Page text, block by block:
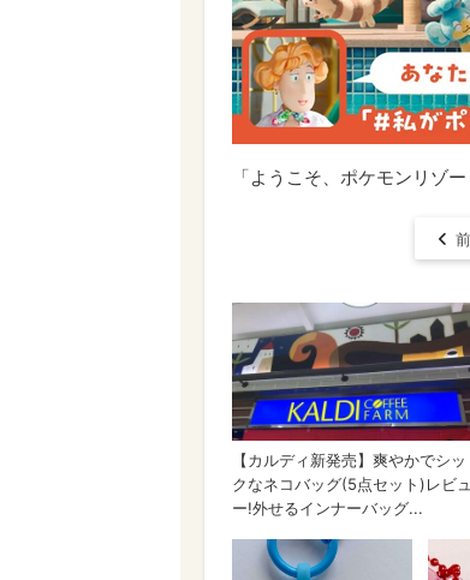
「ようこそ、ポケモンリゾ